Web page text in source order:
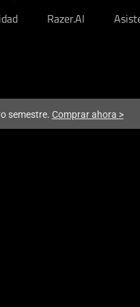
Razer.AI
semestre. Comprar ahora >